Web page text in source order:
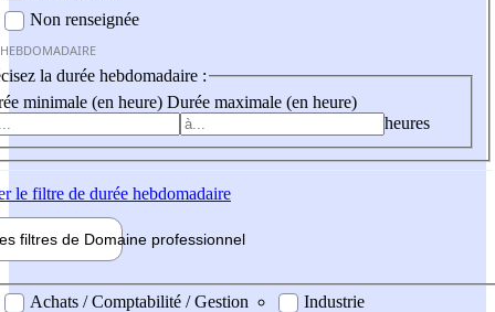
Non renseignée
la durée hebdomadaire :
minimale (en heure) Durée maximale (en heure)
heures
le filtre de durée hebdomadaire
filtres de Domaine professionnel
professionel
Achats / Comptabilité / Gestion
Industrie